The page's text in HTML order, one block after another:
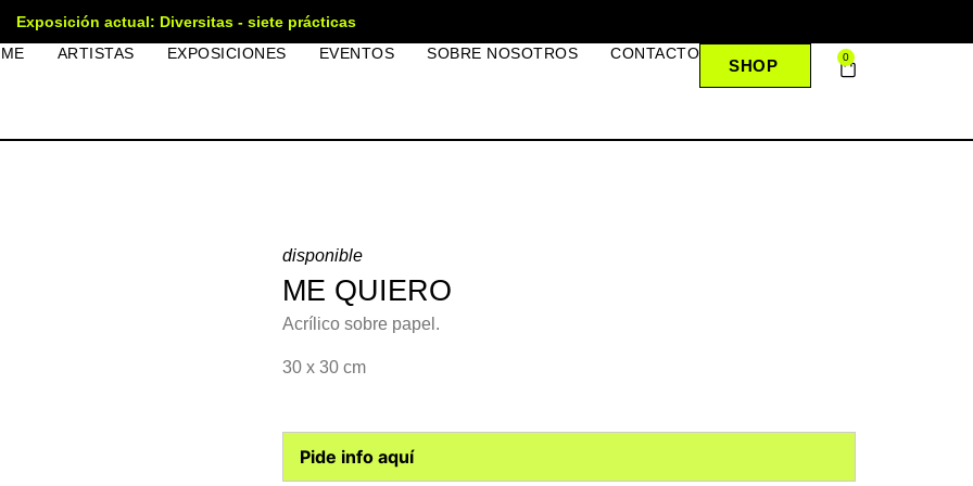
Exposición actual: Diversitas - siete prácticas
ARTISTAS EXPOSICIONES EVENTOS SOBRE NOSOTROS CONTACTO
SHOP 0
disponible
ME QUIERO
Acrílico sobre papel.
30 x 30 cm
Pide info aquí